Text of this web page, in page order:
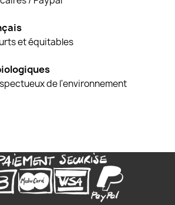
et équitables
de l'environnement